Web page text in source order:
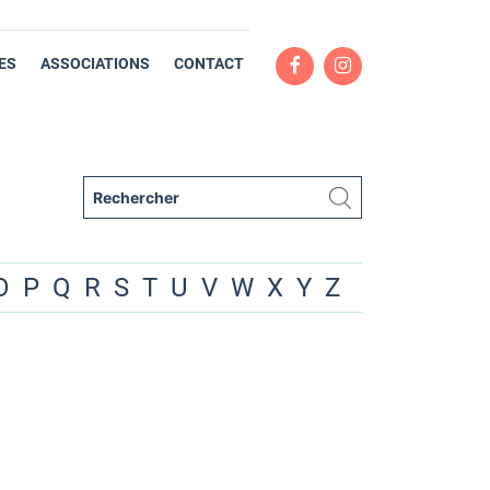
ASSOCIATIONS CONTACT
P Q R S T U V W X Y Z